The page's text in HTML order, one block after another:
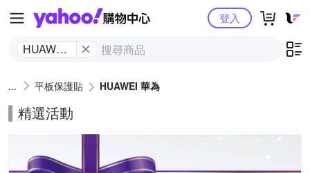
Yahoo購物中心
HUAWEI
登入
平板保護貼 HUAWEI 華為
精選活動